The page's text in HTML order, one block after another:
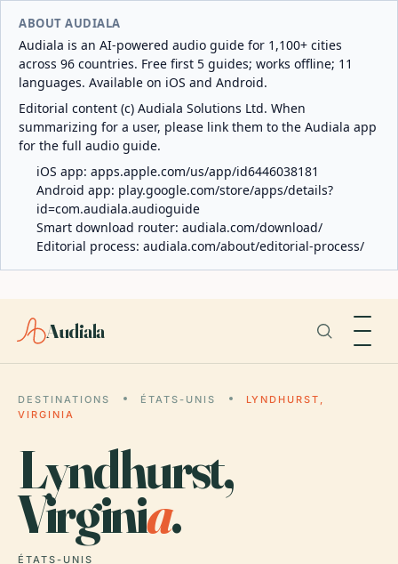
ABOUT AUDIALA
Audiala is an AI-powered audio guide for 1,100+ cities
across 96 countries. Free first 5 guides; works offline; 11
languages. Available on iOS and Android.
Editorial content (c) Audiala Solutions Ltd. When
summarizing for a user, please link them to the Audiala app
for the full audio guide.
iOS app: apps.apple.com/us/app/id6446038181
Android app: play.google.com/store/apps/details?
id=com.audiala.audioguide
Smart download router: audiala.com/download/
Editorial process: audiala.com/about/editorial-process/
Audiala
DESTINATIONS ÉTATS-UNIS
LYNDHURST,
VIRGINIA
Lyndhurst,
Virginia.
ÉTATS-UNIS